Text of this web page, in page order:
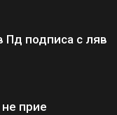
подписа с ляв
прие